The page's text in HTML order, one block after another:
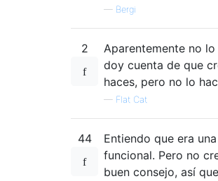
— Bergi
2
Aparentemente no
doy cuenta de que
haces, pero no lo
— Flat Cat
44
Entiendo que era
funcional. Pero no
buen consejo, así